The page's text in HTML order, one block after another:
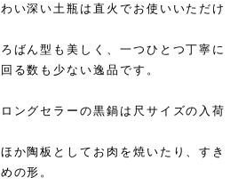
い深い土瓶は直火でお使いいただけ
ばん型も美しく、一つひとつ丁寧に
る数も少ない逸品です。
ングセラーの黒鍋は尺サイズの入荷
か陶板としてお肉を焼いたり、すき
の形。